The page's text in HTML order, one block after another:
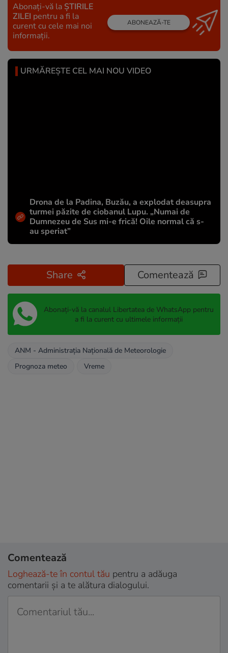
Abonați-vă la ȘTIRILE
ZILEI pentru a fi la
curent cu cele mai noi
informații.
ABONEAZĂ-TE
URMĂREȘTE CEL MAI NOU VIDEO
Drona de la Padina, Buzău, a explodat deasupra
turmei păzite de ciobanul Lupu. „Numai de
Dumnezeu de Sus mi-e frică! Oile normal că s-
au speriat”
Share Comentează
Abonați-vă la canalul Libertatea de WhatsApp pentru
a fi la curent cu ultimele informații
ANM - Administraţia Naţională de Meteorologie
Prognoza meteo
Vreme
Comentează
Loghează-te în contul tău pentru a adăuga
comentarii și a te alătura dialogului.